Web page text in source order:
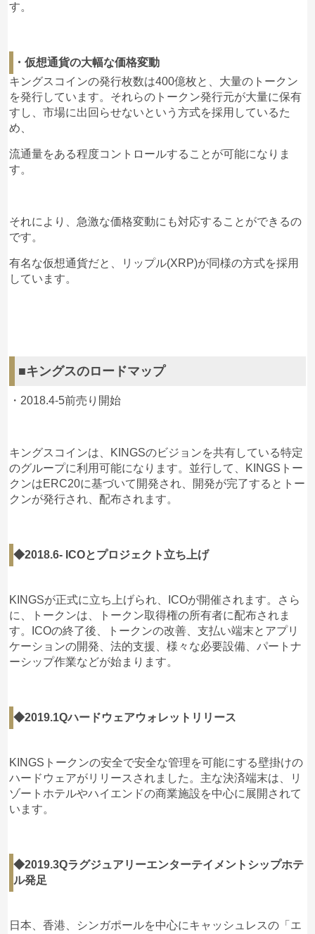
す。
・仮想通貨の大幅な価格変動
キングスコインの発行枚数は400億枚と、大量のトークン
を発行しています。それらのトークン発行元が大量に保有
すし、市場に出回らせないという方式を採用しているた
め、
流通量をある程度コントロールすることが可能になりま
す。
それにより、急激な価格変動にも対応することができるの
です。
有名な仮想通貨だと、リップル(XRP)が同様の方式を採用
しています。
■キングスのロードマップ
・2018.4-5前売り開始
キングスコインは、KINGSのビジョンを共有している特定
のグループに利用可能になります。並行して、KINGSトー
クンはERC20に基づいて開発され、開発が完了するとトー
クンが発行され、配布されます。
◆2018.6- ICOとプロジェクト立ち上げ
KINGSが正式に立ち上げられ、ICOが開催されます。さら
に、トークンは、トークン取得権の所有者に配布されま
す。ICOの終了後、トークンの改善、支払い端末とアプリ
ケーションの開発、法的支援、様々な必要設備、パートナ
ーシップ作業などが始まります。
◆2019.1Qハードウェアウォレットリリース
KINGSトークンの安全で安全な管理を可能にする壁掛けの
ハードウェアがリリースされました。主な決済端末は、リ
ゾートホテルやハイエンドの商業施設を中心に展開されて
います。
◆2019.3Qラグジュアリーエンターテイメントシップホテ
ル発足
日本、香港、シンガポールを中心にキャッシュレスの「エ